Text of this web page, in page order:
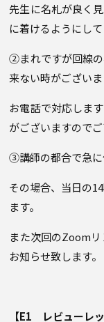
先生に名札が良く
に着けるようにして
②まれですが回線
来ない時がございま
お電話で対応しま
がございますのでご
③講師の都合で急に
その場合、当日の
ます。
また次回のZoom
お知らせ致します。
【E1 レビューレッ